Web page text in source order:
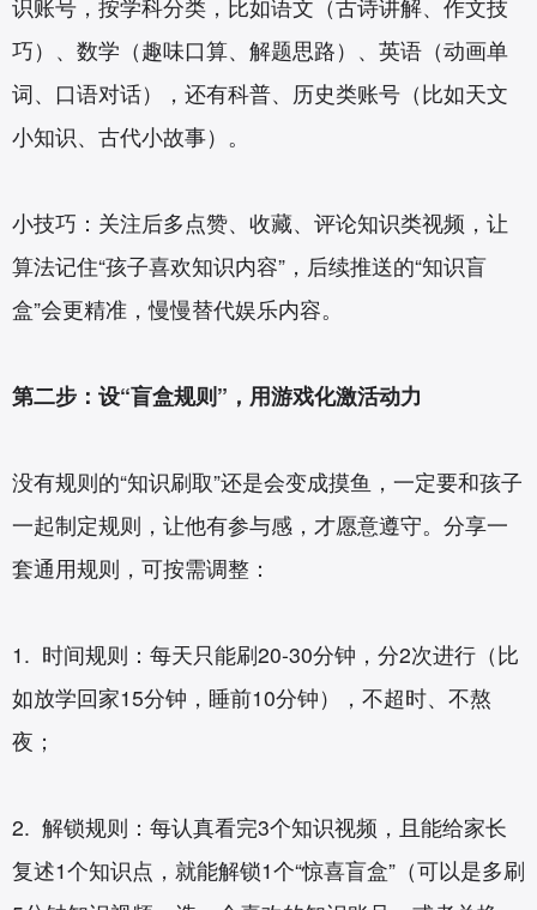
识账号，按学科分类，比如语文（古诗讲解、作文技
巧）、数学（趣味口算、解题思路）、英语（动画单
词、口语对话），还有科普、历史类账号（比如天文
小知识、古代小故事）。
小技巧：关注后多点赞、收藏、评论知识类视频，让
算法记住“孩子喜欢知识内容”，后续推送的“知识盲
盒”会更精准，慢慢替代娱乐内容。
第二步：设“盲盒规则”，用游戏化激活动力
没有规则的“知识刷取”还是会变成摸鱼，一定要和孩子
一起制定规则，让他有参与感，才愿意遵守。分享一
套通用规则，可按需调整：
1. 时间规则：每天只能刷20-30分钟，分2次进行（比
如放学回家15分钟，睡前10分钟），不超时、不熬
夜；
2. 解锁规则：每认真看完3个知识视频，且能给家长
复述1个知识点，就能解锁1个“惊喜盲盒”（可以是多刷